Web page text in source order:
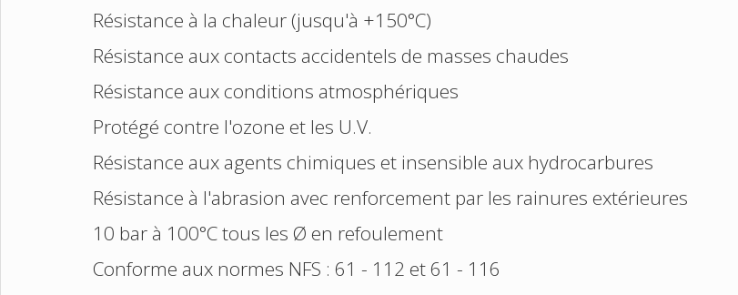
Résistance à la chaleur (jusqu'à +150°C)
Résistance aux contacts accidentels de masses chaudes
Résistance aux conditions atmosphériques
Protégé contre l'ozone et les U.V.
Résistance aux agents chimiques et insensible aux hydrocarbures
Résistance à l'abrasion avec renforcement par les rainures extérieures
10 bar à 100°C tous les Ø en refoulement
Conforme aux normes NFS : 61 - 112 et 61 - 116